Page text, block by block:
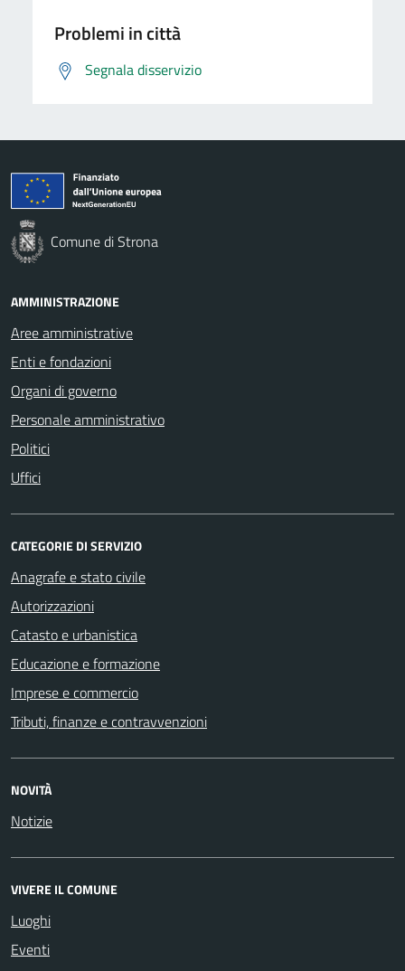
Problemi in città
Segnala disservizio
Comune di Strona
AMMINISTRAZIONE
Aree amministrative
Enti e fondazioni
Organi di governo
Personale amministrativo
Politici
Uffici
CATEGORIE DI SERVIZIO
Anagrafe e stato civile
Autorizzazioni
Catasto e urbanistica
Educazione e formazione
Imprese e commercio
Tributi, finanze e contravvenzioni
NOVITÀ
Notizie
VIVERE IL COMUNE
Luoghi
Eventi